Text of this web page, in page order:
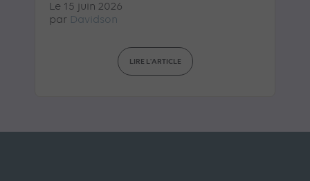
Le 15 juin 2026
par Davidson
LIRE L'ARTICLE